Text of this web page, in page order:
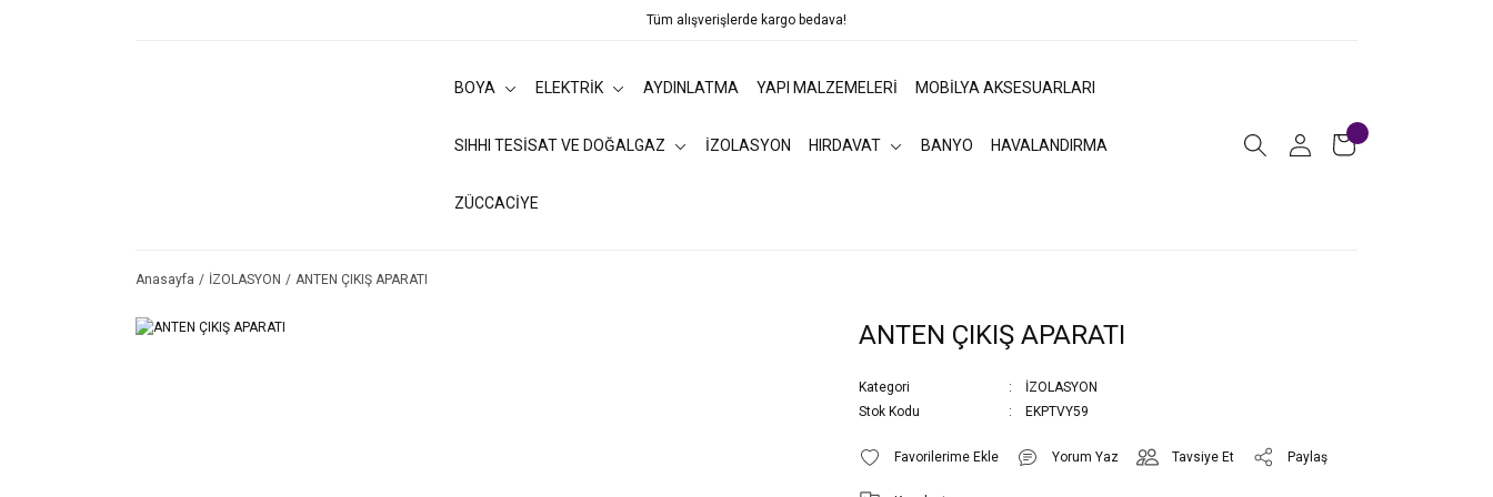
Tüm alışverişlerde kargo bedava!
BOYA ELEKTRİK AYDINLATMA YAPI MALZEMELERİ MOBİLYA AKSESUARLARI
SIHHI TESİSAT VE DOĞALGAZ İZOLASYON HIRDAVAT BANYO HAVALANDIRMA
ZÜCCACİYE
Anasayfa İZOLASYON ANTEN ÇIKIŞ APARATI
ANTEN ÇIKIŞ APARATI
Kategori
İZOLASYON
Stok Kodu
EKPTVY59
Yorum Yaz Tavsiye Et Paylaş